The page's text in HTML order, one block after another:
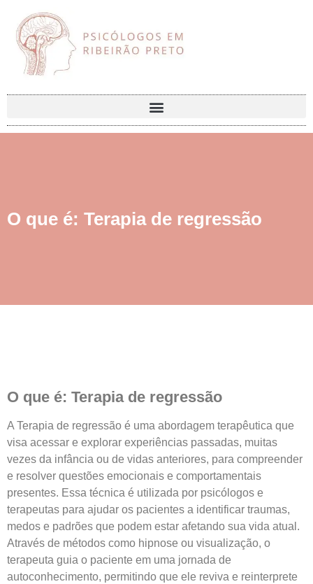
O que é: Terapia de regressão
O que é: Terapia de regressão
A Terapia de regressão é uma abordagem terapêutica que
visa acessar e explorar experiências passadas, muitas
vezes da infância ou de vidas anteriores, para compreender
e resolver questões emocionais e comportamentais
presentes. Essa técnica é utilizada por psicólogos e
terapeutas para ajudar os pacientes a identificar traumas,
medos e padrões que podem estar afetando sua vida atual.
Através de métodos como hipnose ou visualização, o
terapeuta guia o paciente em uma jornada de
autoconhecimento, permitindo que ele reviva e reinterprete